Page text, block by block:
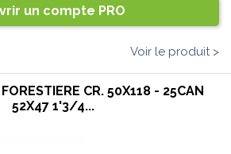
un compte PRO
Voir le produit >
CR. 50X118 - 25CAN
52X47 1'3/4...